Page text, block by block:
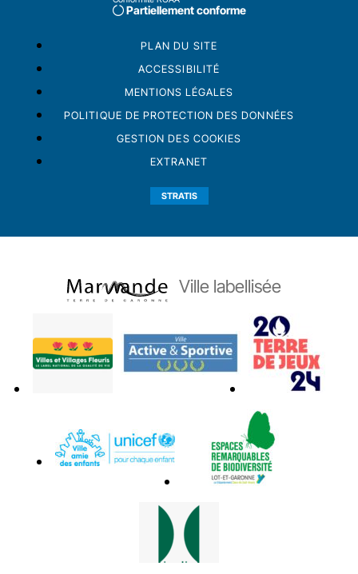
Partiellement conforme
PLAN DU SITE
ACCESSIBILITÉ
MENTIONS LÉGALES
POLITIQUE DE PROTECTION DES DONNÉES
GESTION DES COOKIES
EXTRANET
STRATIS
Ville labellisée